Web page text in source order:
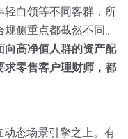
轻白领等不同客群，所
侧重点都截然不同。
向高净值人群的资产配
求零售客户理财师，都
动态场景引擎之上。有